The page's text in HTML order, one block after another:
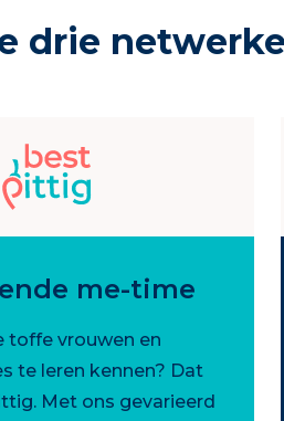
drie
me-time
toffe vrouwen en
te leren kennen? Dat
Met ons gevarieerd